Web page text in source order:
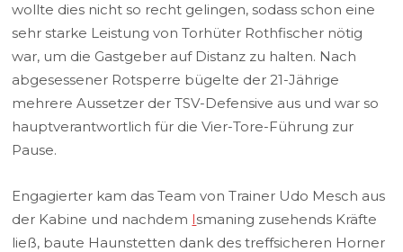
wollte dies nicht so recht gelingen, sodass schon eine
sehr starke Leistung von Torhüter Rothfischer nötig
war, um die Gastgeber auf Distanz zu halten. Nach
abgesessener Rotsperre bügelte der 21-Jährige
mehrere Aussetzer der TSV-Defensive aus und war so
hauptverantwortlich für die Vier-Tore-Führung zur
Pause.
Engagierter kam das Team von Trainer Udo Mesch aus
der Kabine und nachdem Ismaning zusehends Kräfte
ließ, baute Haunstetten dank des treffsicheren Horner